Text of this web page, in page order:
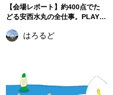
【会場レポート】約400点でた
どる安西水丸の全仕事。PLAY!
中！【東京立川】
はろるど